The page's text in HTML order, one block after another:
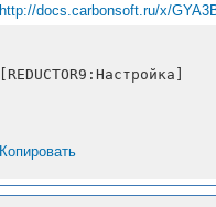
http://docs.carbonsoft.ru/x/
[REDUCTOR9:Настройка]
Копировать